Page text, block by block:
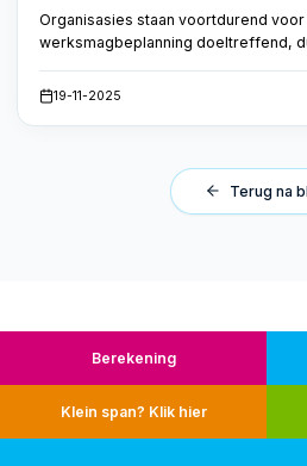
Organisasies staan voortdurend
werksmagbeplanning doeltreffend,
word dit makliker as ooit tevore.
duidelike en intuïtiewe oorsig van alle
19-11-2025
Terug na
Berekening
Klein span? Klik hier